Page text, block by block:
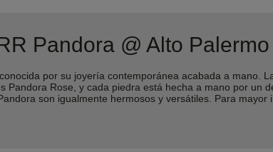
Pandora @ Alto
por su joyería contemporánea acabada a mano.
Rose, y cada piedra está hecha a mano por un
son igualmente hermosos y versátiles. Para